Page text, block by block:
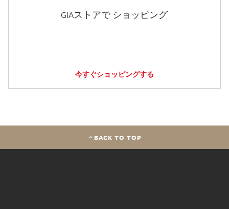
GIAストアで ショッピング
今すぐショッピングする
BACK TO TOP